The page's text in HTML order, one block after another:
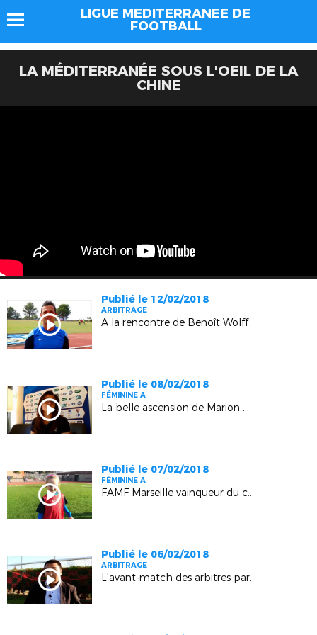
LIGUE MEDITERRANEE DE
FOOTBALL
LA MÉDITERRANÉE SOUS L'OEIL DE LA
CHINE
Publié le 12/02/2018
ARBITRAGE
A la rencontre de Benoît Wolff
Publié le 08/02/2018
FÉMININE A
La belle ascension de Marion Romanelli
Publié le 07/02/2018
FÉMININE A
FAMF Marseille vainqueur du concours "Soutien aux Bleues"
Publié le 06/02/2018
ARBITRAGE
L'avant-match des arbitres par Lloyd Rosso (Orgon)